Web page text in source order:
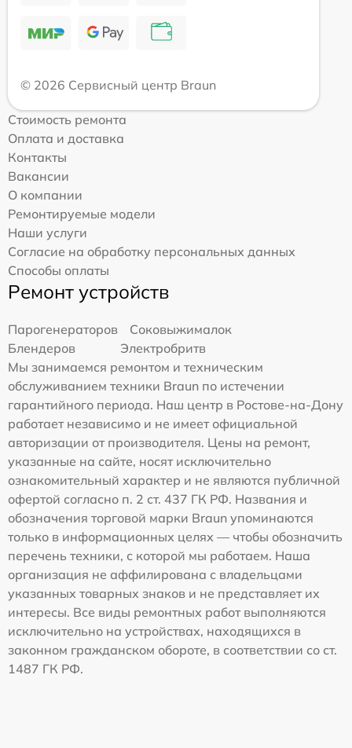
© 2026 Сервисный центр Braun
Стоимость ремонта
Оплата и доставка
Контакты
Вакансии
О компании
Ремонтируемые модели
Наши услуги
Согласие на обработку персональных данных
Способы оплаты
Ремонт устройств
Парогенераторов
Соковыжималок
Блендеров
Электробритв
Мы занимаемся ремонтом и техническим
обслуживанием техники Braun по истечении
гарантийного периода. Наш центр в Ростове-на-Дону
работает независимо и не имеет официальной
авторизации от производителя. Цены на ремонт,
указанные на сайте, носят исключительно
ознакомительный характер и не являются публичной
офертой согласно п. 2 ст. 437 ГК РФ. Названия и
обозначения торговой марки Braun упоминаются
только в информационных целях — чтобы обозначить
перечень техники, с которой мы работаем. Наша
организация не аффилирована с владельцами
указанных товарных знаков и не представляет их
интересы. Все виды ремонтных работ выполняются
исключительно на устройствах, находящихся в
законном гражданском обороте, в соответствии со ст.
1487 ГК РФ.